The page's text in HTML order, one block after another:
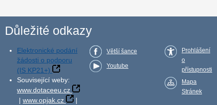
Důležité odkazy
Elektronické podání
žádosti o podporu
(IS KP21+)
Související weby:
www.dotaceeu.cz
| www.opjak.cz
|
Větší šance
Youtube
Prohlášení
o
přístupnosti
Mapa
Stránek